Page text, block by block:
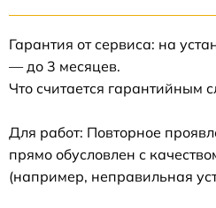
Гарантия от сервиса: на
— до 3 месяцев.
Что считается гарантийным
Для работ: Повторное
прямо обусловлен с
(например, неправильная